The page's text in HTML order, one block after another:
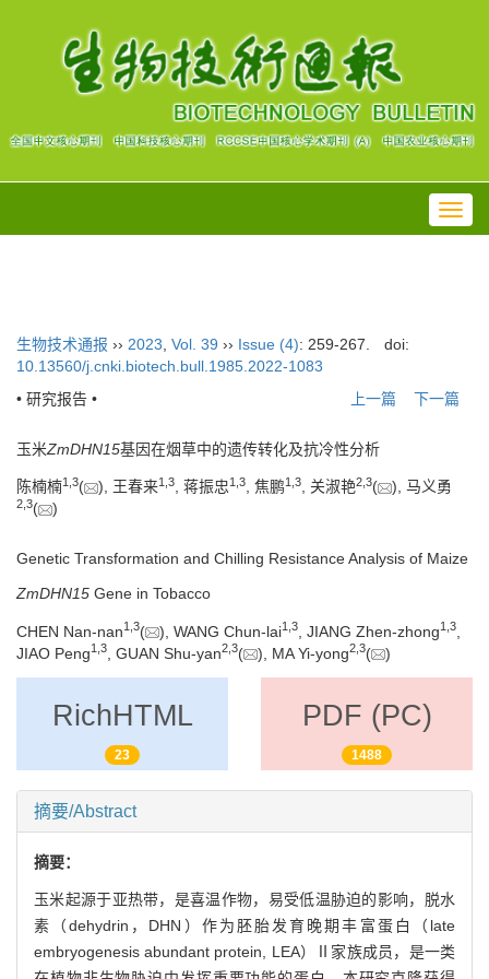
生物技术通报 ›› 2023 Vol. 39 ›› Issue (4): 259-267.
doi:
10.13560/j.cnki.biotech.bull.1985.2022-1083
• 研究报告 •
上一篇 下一篇
玉米ZmDHN15基因在烟草中的遗传转化及抗冷性分析
陈楠楠1 3( ), 王春来1 3, 蒋振忠1 3, 焦鹏1 3, 关淑艳2 3( ), 马义勇
2 3( )
Genetic Transformation and Chilling Resistance Analysis of Maize
ZmDHN15 Gene in Tobacco
CHEN Nan-nan1 3( ), WANG Chun-lai1 3 , JIANG Zhen-zhong1 3
JIAO Peng1 3 , GUAN Shu-yan2 3( ), MA Yi-yong2 3( )
RichHTML
23
PDF (PC)
1488
摘要/Abstract
摘要：
玉米起源于亚热带，是喜温作物，易受低温胁迫的影响，脱水
素（dehydrin，DHN）作为胚胎发育晚期丰富蛋白（late
embryogenesis abundant protein, LEA）Ⅱ家族成员，是一类